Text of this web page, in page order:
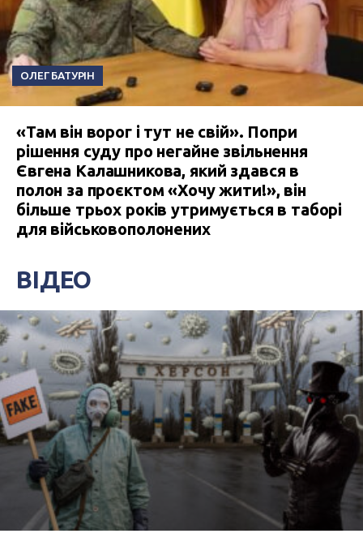
ОЛЕГ БАТУРІН
«Там він ворог і тут не свій». Попри
рішення суду про негайне звільнення
Євгена Калашникова, який здався в
полон за проєктом «Хочу жити!», він
більше трьох років утримується в таборі
для військовополонених
ВІДЕО